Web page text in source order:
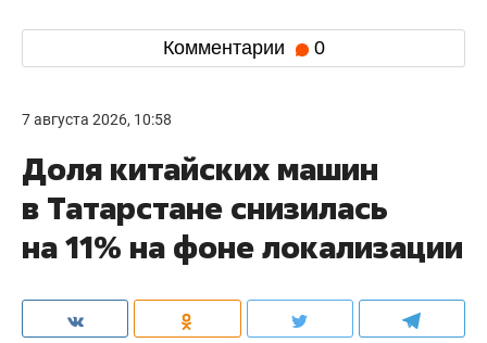
Комментарии 0
7 августа 2026, 10:58
Доля китайских машин
в Татарстане снизилась
на 11% на фоне локализации